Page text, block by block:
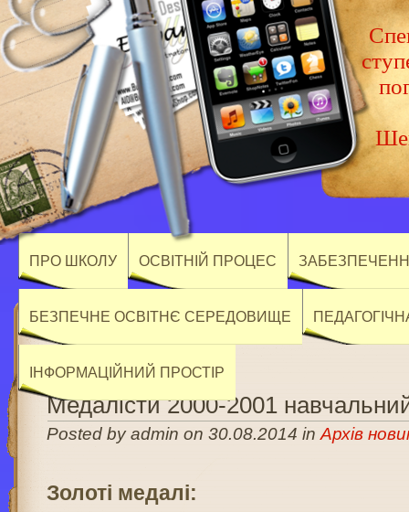
ПРО ШКОЛУ ОСВІТНІЙ ПРОЦЕС
БЕЗПЕЧНЕ ОСВІТНЄ СЕРЕДОВИЩЕ
ІНФОРМАЦІЙНИЙ ПРОСТІР
Медалісти 2000-2001
Posted by admin on 30.08.2014 inАрхів
Золоті медалі: